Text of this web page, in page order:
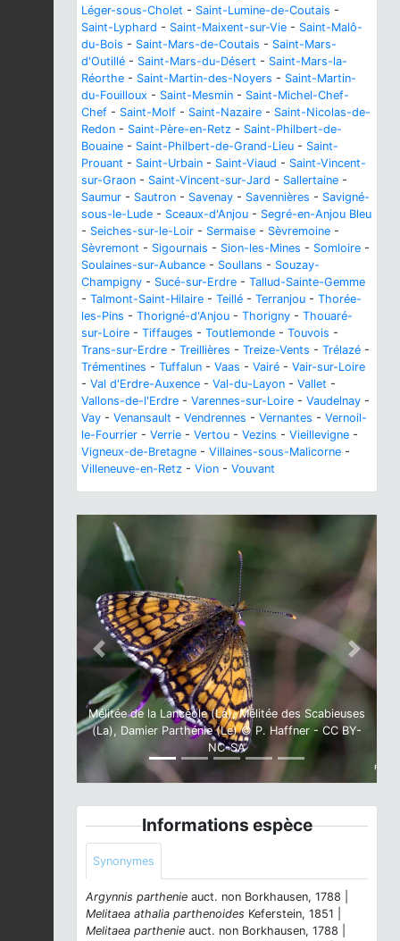
Léger-sous-Cholet - Saint-Lumine-de-Coutais -
Saint-Lyphard - Saint-Maixent-sur-Vie - Saint-Malô-
du-Bois - Saint-Mars-de-Coutais - Saint-Mars-
d'Outillé - Saint-Mars-du-Désert - Saint-Mars-la-
Réorthe - Saint-Martin-des-Noyers - Saint-Martin-
du-Fouilloux - Saint-Mesmin - Saint-Michel-Chef-
Chef - Saint-Molf - Saint-Nazaire - Saint-Nicolas-de-
Redon - Saint-Père-en-Retz - Saint-Philbert-de-
Bouaine - Saint-Philbert-de-Grand-Lieu - Saint-
Prouant - Saint-Urbain - Saint-Viaud - Saint-Vincent-
sur-Graon - Saint-Vincent-sur-Jard - Sallertaine -
Saumur - Sautron - Savenay - Savennières - Savigné-
sous-le-Lude - Sceaux-d'Anjou - Segré-en-Anjou Bleu
- Seiches-sur-le-Loir - Sermaise - Sèvremoine -
Sèvremont - Sigournais - Sion-les-Mines - Somloire -
Soulaines-sur-Aubance - Soullans - Souzay-
Champigny - Sucé-sur-Erdre - Tallud-Sainte-Gemme
- Talmont-Saint-Hilaire - Teillé - Terranjou - Thorée-
les-Pins - Thorigné-d'Anjou - Thorigny - Thouaré-
sur-Loire - Tiffauges - Toutlemonde - Touvois -
Trans-sur-Erdre - Treillières - Treize-Vents - Trélazé -
Trémentines - Tuffalun - Vaas - Vairé - Vair-sur-Loire
- Val d'Erdre-Auxence - Val-du-Layon - Vallet -
Vallons-de-l'Erdre - Varennes-sur-Loire - Vaudelnay -
Vay - Venansault - Vendrennes - Vernantes - Vernoil-
le-Fourrier - Verrie - Vertou - Vezins - Vieillevigne -
Vigneux-de-Bretagne - Villaines-sous-Malicorne -
Villeneuve-en-Retz - Vion - Vouvant
Mélitée de la Lancéole (La), Mélitée des Scabieuses
(La), Damier Parthénie (Le) © P. Haffner - CC BY-
NC-SA
Previous Next
Informations espèce
Synonymes
Argynnis parthenie auct. non Borkhausen, 1788 |
Melitaea athalia parthenoides Keferstein, 1851 |
Melitaea parthenie auct. non Borkhausen, 1788 |